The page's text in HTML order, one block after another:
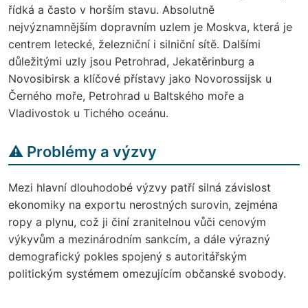
řídká a často v horším stavu. Absolutně
nejvýznamnějším dopravním uzlem je Moskva, která je
centrem letecké, železniční i silniční sítě. Dalšími
důležitými uzly jsou Petrohrad, Jekatěrinburg a
Novosibirsk a klíčové přístavy jako Novorossijsk u
Černého moře, Petrohrad u Baltského moře a
Vladivostok u Tichého oceánu.
⚠️ Problémy a výzvy
Mezi hlavní dlouhodobé výzvy patří silná závislost
ekonomiky na exportu nerostných surovin, zejména
ropy a plynu, což ji činí zranitelnou vůči cenovým
výkyvům a mezinárodním sankcím, a dále výrazný
demografický pokles spojený s autoritářským
politickým systémem omezujícím občanské svobody.